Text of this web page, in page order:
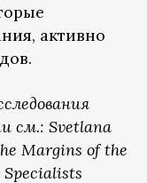
активно
см.: Svetlana
Margins of the